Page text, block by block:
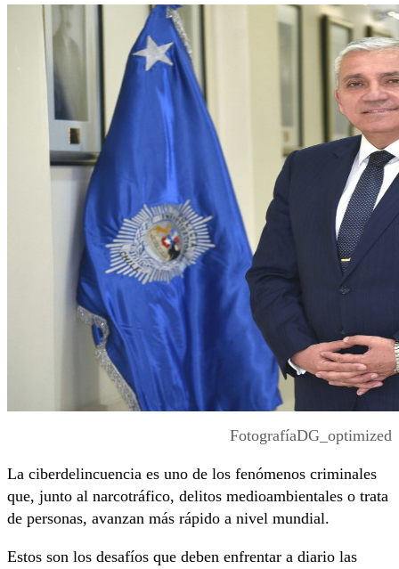
FotografíaDG_optimized
La ciberdelincuencia es uno de los fenómenos criminales
que, junto al narcotráfico, delitos medioambientales o trata
de personas, avanzan más rápido a nivel mundial.
Estos son los desafíos que deben enfrentar a diario las